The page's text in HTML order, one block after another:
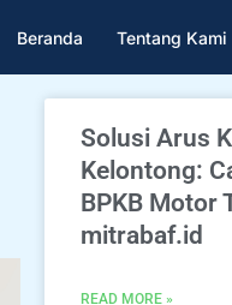
Beranda Tentang Kami
Solusi Arus
Kelontong:
BPKB Motor
mitrabaf.id
READ MORE »